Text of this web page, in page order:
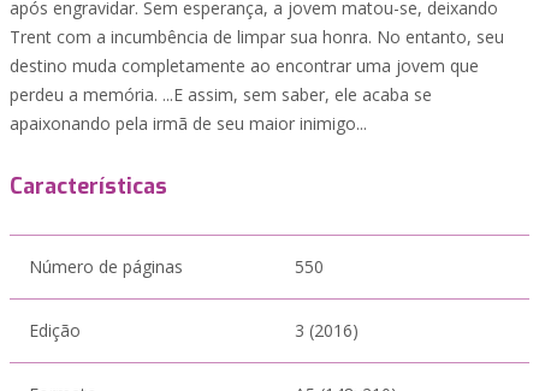
após engravidar. Sem esperança, a jovem matou-se, deixando
Trent com a incumbência de limpar sua honra. No entanto, seu
destino muda completamente ao encontrar uma jovem que
perdeu a memória. ...E assim, sem saber, ele acaba se
apaixonando pela irmã de seu maior inimigo...
Características
Número de páginas 550
Edição 3 (2016)